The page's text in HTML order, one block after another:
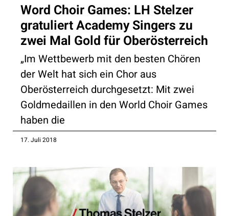
Word Choir Games: LH Stelzer
gratuliert Academy Singers zu
zwei Mal Gold für Oberösterreich
„Im Wettbewerb mit den besten Chören
der Welt hat sich ein Chor aus
Oberösterreich durchgesetzt: Mit zwei
Goldmedaillen in den World Choir Games
haben die
17. Juli 2018